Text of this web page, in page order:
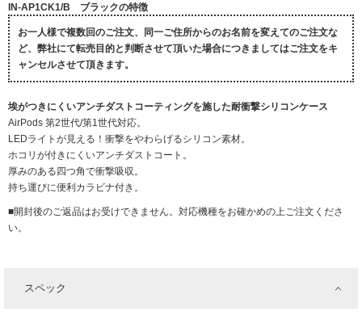
IN-AP1CK1/B ブラックの特徴
お一人様で複数回のご注文、同一ご住所からのお名前を変えてのご注文な
ど、弊社にて転売目的と判断させて頂いた場合につきましてはご注文をキ
ャンセルさせて頂きます。
埃がつきにくいアンチダストコーティングを施した耐衝撃シリコンケース
AirPods 第2世代/第1世代対応。
LEDライトが見える！衝撃をやわらげるシリコン素材。
ホコリが付きにくいアンチダストコート。
厚みのある四つ角で衝撃吸収。
持ち運びに便利カラビナ付き。
■開封後のご返品はお受けできません。対応機種をお確かめの上ご注文くださ
い。
スペック